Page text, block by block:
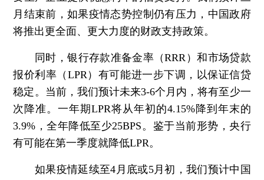
月结束前，如果疫情态势控制仍有压力，中国政府
将推出更全面、更大力度的财政支持政策。
同时，银行存款准备金率（RRR）和市场贷款
报价利率（LPR）有可能进一步下调，以保证信贷
稳定。当前，我们预计未来3-6个月内，将有至少一
次降准。一年期LPR将从年初的4.15%降到年末的
3.9%，全年降低至少25BPS。鉴于当前形势，央行
有可能在第一季度就降低LPR。
如果疫情延续至4月底或5月初，我们预计中国